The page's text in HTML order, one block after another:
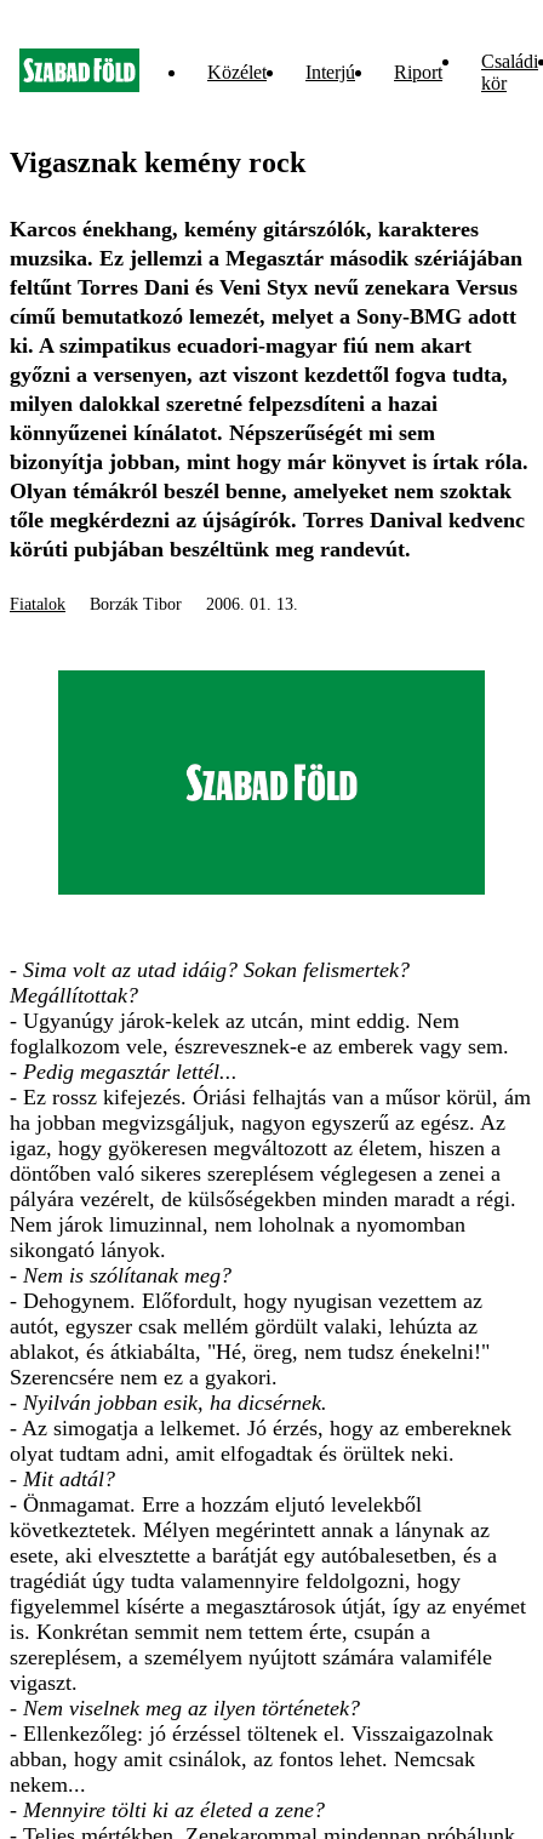
Közélet Interjú Riport
Családi
kör
Vigasznak kemény rock
Karcos énekhang, kemény gitárszólók, karakteres
muzsika. Ez jellemzi a Megasztár második szériájában
feltűnt Torres Dani és Veni Styx nevű zenekara Versus
című bemutatkozó lemezét, melyet a Sony-BMG adott
ki. A szimpatikus ecuadori-magyar fiú nem akart
győzni a versenyen, azt viszont kezdettől fogva tudta,
milyen dalokkal szeretné felpezsdíteni a hazai
könnyűzenei kínálatot. Népszerűségét mi sem
bizonyítja jobban, mint hogy már könyvet is írtak róla.
Olyan témákról beszél benne, amelyeket nem szoktak
tőle megkérdezni az újságírók. Torres Danival kedvenc
körúti pubjában beszéltünk meg randevút.
Fiatalok Borzák Tibor 2006. 01. 13.
- Sima volt az utad idáig? Sokan felismertek?
Megállítottak?
- Ugyanúgy járok-kelek az utcán, mint eddig. Nem
foglalkozom vele, észrevesznek-e az emberek vagy sem.
- Pedig megasztár lettél...
- Ez rossz kifejezés. Óriási felhajtás van a műsor körül, ám
ha jobban megvizsgáljuk, nagyon egyszerű az egész. Az
igaz, hogy gyökeresen megváltozott az életem, hiszen a
döntőben való sikeres szereplésem véglegesen a zenei a
pályára vezérelt, de külsőségekben minden maradt a régi.
Nem járok limuzinnal, nem loholnak a nyomomban
sikongató lányok.
- Nem is szólítanak meg?
- Dehogynem. Előfordult, hogy nyugisan vezettem az
autót, egyszer csak mellém gördült valaki, lehúzta az
ablakot, és átkiabálta, "Hé, öreg, nem tudsz énekelni!"
Szerencsére nem ez a gyakori.
- Nyilván jobban esik, ha dicsérnek.
- Az simogatja a lelkemet. Jó érzés, hogy az embereknek
olyat tudtam adni, amit elfogadtak és örültek neki.
- Mit adtál?
- Önmagamat. Erre a hozzám eljutó levelekből
következtetek. Mélyen megérintett annak a lánynak az
esete, aki elvesztette a barátját egy autóbalesetben, és a
tragédiát úgy tudta valamennyire feldolgozni, hogy
figyelemmel kísérte a megasztárosok útját, így az enyémet
is. Konkrétan semmit nem tettem érte, csupán a
szereplésem, a személyem nyújtott számára valamiféle
vigaszt.
- Nem viselnek meg az ilyen történetek?
- Ellenkezőleg: jó érzéssel töltenek el. Visszaigazolnak
abban, hogy amit csinálok, az fontos lehet. Nemcsak
nekem...
- Mennyire tölti ki az életed a zene?